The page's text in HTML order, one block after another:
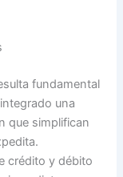
fundamental
una
que simplifican
crédito y débito